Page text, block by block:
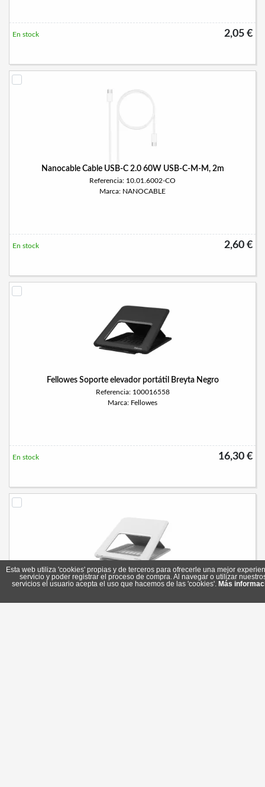
2,05 €
En stock
Nanocable Cable USB-C 2.0 60W USB-C-M-M, 2m
Referencia: 10.01.6002-CO
Marca: NANOCABLE
2,60 €
En stock
Fellowes Soporte elevador portátil Breyta Negro
Referencia: 100016558
Marca: Fellowes
16,30 €
En stock
Referencia: 100016559
Esta web utiliza 'cookies' propias y de terceros para ofrecerle una mejor
servicio y poder registrar el proceso de compra. Al navegar o utilizar
servicios el usuario acepta el uso que hacemos de las 'cookies'. Más